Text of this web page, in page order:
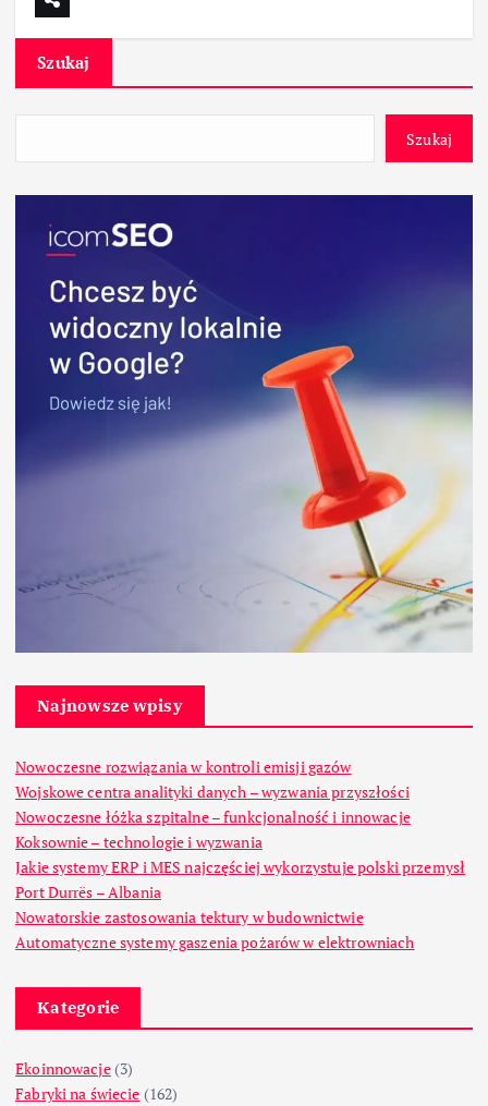
Szukaj
Szukaj
Najnowsze wpisy
Nowoczesne rozwiązania w kontroli emisji gazów
Wojskowe centra analityki danych – wyzwania przyszłości
Nowoczesne łóżka szpitalne – funkcjonalność i innowacje
Koksownie – technologie i wyzwania
Jakie systemy ERP i MES najczęściej wykorzystuje polski przemysł
Port Durrës – Albania
Nowatorskie zastosowania tektury w budownictwie
Automatyczne systemy gaszenia pożarów w elektrowniach
Kategorie
Ekoinnowacje(3)
Fabryki na świecie (162)